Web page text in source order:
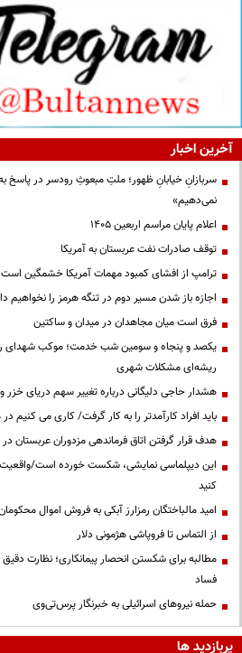
آخرین اخبار
سربازانِ خیابانِ ظهور؛ ملتِ مبعوثِ رودسر در پاسخ
نمی‌دهیم»
اعلام پایان مراسم اربعین ۱۴۰۵
توقف صادرات نفت عربستان به آمریکا
ترامپ از افشای کمبود مهمات آمریکا خشمگین است
اجازه باز شدن مسیر دوم در تنگه هرمز را نخواهیم
فرق است میان مجاهدان در میدان و ساکتین
یکصد و پنجاه و سومین شب خدمت؛ موکب شهدای
ریشه‌ای مشکلات شهری
هشدار حاجی دلیگانی درباره تغییر سهم دریای خزر و
باید افراد کارآمدتر را به کار گرفت/ کاری می
هدف قرار گرفتن اتاق‌ فرماندهی مزدوران عربستان
این دیپلماسی نمایشی، شکست خورده است/
کنید
امید مالباختگان رمزارز آبکی به فروش اموال
از التماس تا فروپاشی هژمونی دلار
مطالبه برای شکستن انحصار پیمانکاری؛ نظارت دقیق
فساد
حمله نیروهای اسرائیلی به خبرنگار پرس‌تی‌وی
پربازدید ها